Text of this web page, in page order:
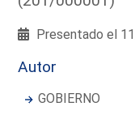
Presentado el
Autor
GOBIERNO